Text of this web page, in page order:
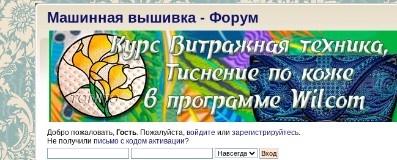
Машинная вышивка - Форум
Добро пожаловать, Гость . Пожалуйста, войдите или зарегистрируйтесь
Не получили письмо с кодом активации?